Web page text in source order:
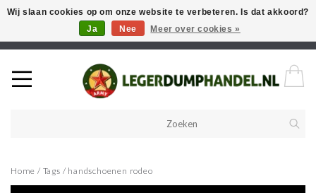
Welkom in onze webshop! Als u een product zoekt en deze niet kan
vinden in de webwinkel, neem vooral contact op!
Home / Tags / handschoenen rodeo
Wij slaan cookies op om onze website te verbeteren. Is dat akkoord?
Ja
Nee Meer over cookies »